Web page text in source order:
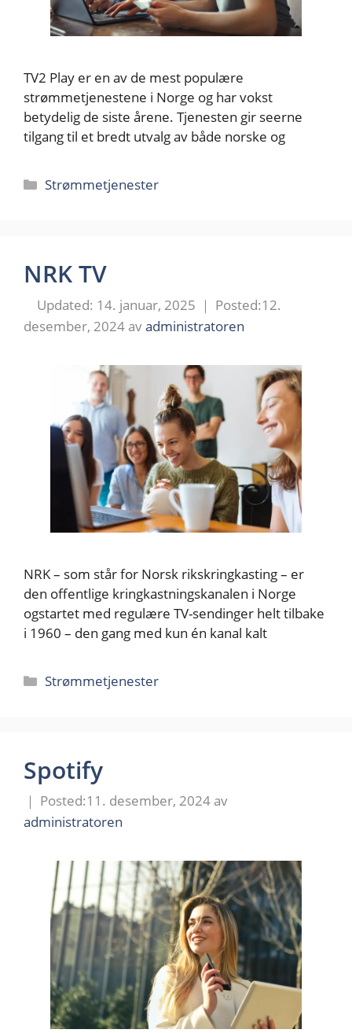
TV2 Play er en av de mest populære
strømmetjenestene i Norge og har vokst
betydelig de siste årene. Tjenesten gir seerne
tilgang til et bredt utvalg av både norske og
Kategorier
Strømmetjenester
NRK TV
14. januar, 2025
12.
desember, 2024 avadministratoren
NRK – som står for Norsk rikskringkasting – er
den offentlige kringkastningskanalen i Norge
ogstartet med regulære TV-sendinger helt tilbake
i 1960 – den gang med kun én kanal kalt
Kategorier
Strømmetjenester
Spotify
11. desember, 2024 av
administratoren